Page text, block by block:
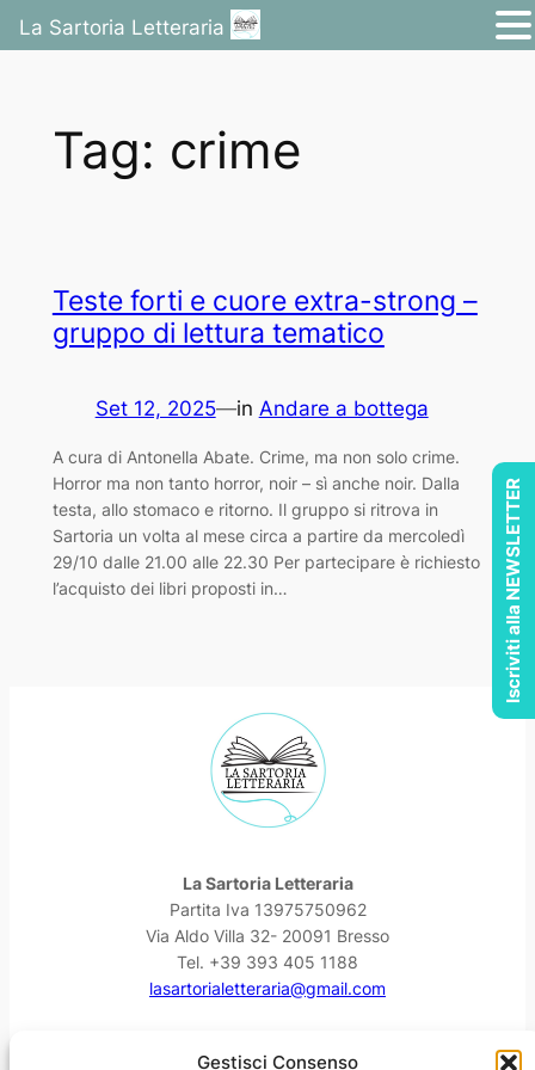
Gestisci Consenso
contenuto
Tag: crime
Teste forti e cuore extra-strong –
gruppo di lettura tematico
Set 12, 2025—in Andare a bottega
A cura di Antonella Abate. Crime, ma non solo crime.
Horror ma non tanto horror, noir – sì anche noir. Dalla
testa, allo stomaco e ritorno. Il gruppo si ritrova in
Sartoria un volta al mese circa a partire da mercoledì
29/10 dalle 21.00 alle 22.30 Per partecipare è richiesto
l’acquisto dei libri proposti in…
La Sartoria Letteraria
Partita Iva 13975750962
Via Aldo Villa 32- 20091 Bresso
Tel. +39 393 405 1188
lasartorialetteraria@gmail.com
La Sartoria Letteraria
Iscriviti alla NEWSLETTER